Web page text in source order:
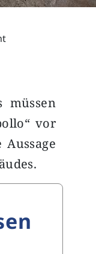
müssen
vor